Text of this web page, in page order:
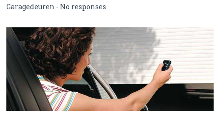
Garagedeuren - No responses